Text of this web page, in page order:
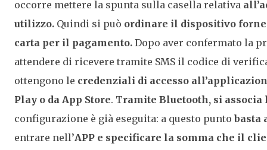
occorre mettere la spunta sulla casella relativa
utilizzo. Quindi si può ordinare il dispositivo
carta per il pagamento. Dopo aver confermato la
attendere di ricevere tramite SMS il codice di
ottengono le credenziali di accesso
Play o da App Store. Tramite Bluetooth, si
configurazione è già eseguita: a questo punto basta
entrare nell’APP e specificare la somma che il